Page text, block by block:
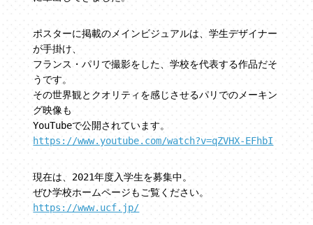
ポスターに掲載のメインビジュアルは、学生デザイナー
が手掛け、
フランス・パリで撮影をした、学校を代表する作品だそ
うです。
その世界観とクオリティを感じさせるパリでのメーキン
グ映像も
YouTubeで公開されています。
https://www.youtube.com/watch?v=qZVHX-EFhbI
現在は、2021年度入学生を募集中。
ぜひ学校ホームページもご覧ください。
https://www.ucf.jp/